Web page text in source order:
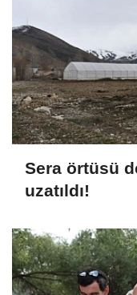
Sera örtüsü
uzatıldı!